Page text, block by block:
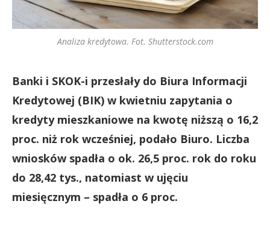
Analiza kredytowa. Fot. Shutterstock.com
Banki i SKOK-i przesłały do Biura Informacji
Kredytowej (BIK) w kwietniu zapytania o
kredyty mieszkaniowe na kwotę niższą o 16,2
proc. niż rok wcześniej, podało Biuro. Liczba
wniosków spadła o ok. 26,5 proc. rok do roku
do 28,42 tys., natomiast w ujęciu
miesięcznym – spadła o 6 proc.